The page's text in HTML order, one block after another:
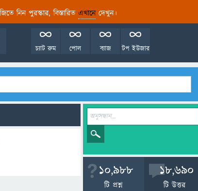
নিন পুরস্কার, বিস্তারিত এখানেদেখুন।
টপ ইউজার
ব্যাজ
পোল
চ্যাট রুম
10,988
টি প্রশ্ন
18,690
টি উত্তর